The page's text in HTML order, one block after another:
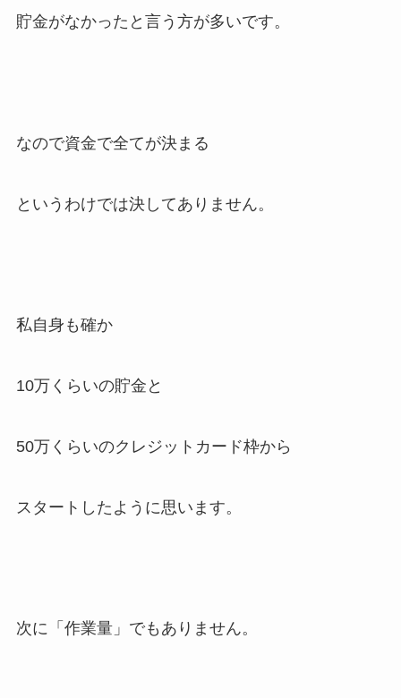
貯金がなかったと言う方が多いです。
なので資金で全てが決まる
というわけでは決してありません。
私自身も確か
10万くらいの貯金と
50万くらいのクレジットカード枠から
スタートしたように思います。
次に「作業量」でもありません。